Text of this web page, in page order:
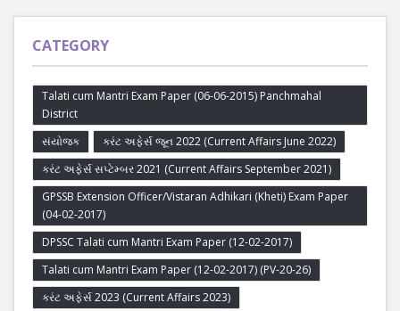
CATEGORY
Talati cum Mantri Exam Paper (06-06-2015) Panchmahal
District
સંયોજક
કરંટ અફેર્સ જૂન 2022 (Current Affairs June 2022)
કરંટ અફેર્સ સપ્ટેમ્બર 2021 (Current Affairs September 2021)
GPSSB Extension Officer/Vistaran Adhikari (Kheti) Exam Paper
(04-02-2017)
DPSSC Talati cum Mantri Exam Paper (12-02-2017)
Talati cum Mantri Exam Paper (12-02-2017) (PV-20-26)
કરંટ અફેર્સ 2023 (Current Affairs 2023)